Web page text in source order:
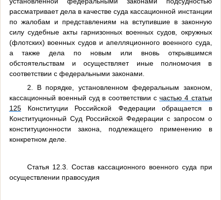
рассматривает дела в качестве суда кассационной инстанции
по жалобам и представлениям на вступившие в законную
силу судебные акты гарнизонных военных судов, окружных
(флотских) военных судов и апелляционного военного суда,
а также дела по новым или вновь открывшимся
обстоятельствам и осуществляет иные полномочия в
соответствии с федеральными законами.
2. В порядке, установленном федеральным законом,
кассационный военный суд в соответствии с частью 4 статьи
125Конституции Российской Федерации обращается в
Конституционный Суд Российской Федерации с запросом о
конституционности закона, подлежащего применению в
конкретном деле.
Статья 12.3. Состав кассационного военного суда при
осуществлении правосудия